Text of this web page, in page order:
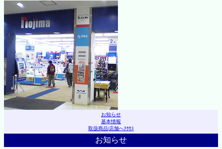
お知らせ
基本情報
取扱商品|店舗へｱｸｾｽ
お知らせ